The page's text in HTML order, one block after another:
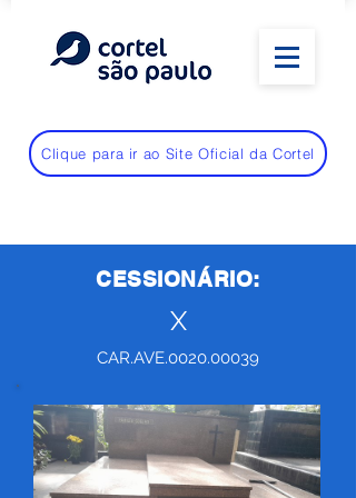
Clique para ir ao Site Oficial da Cortel
CESSIONÁRIO:
X
CAR.AVE.0020.00039